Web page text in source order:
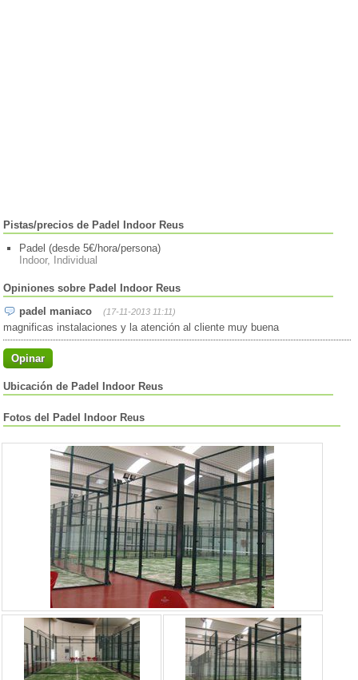
Pistas/precios de Padel Indoor Reus
Padel (desde 5€/hora/persona)
Indoor, Individual
Opiniones sobre Padel Indoor Reus
padel maniaco
(17-11-2013 11:11)
magnificas instalaciones y la atención al cliente muy buena
Opinar
Ubicación de Padel Indoor Reus
Fotos del Padel Indoor Reus